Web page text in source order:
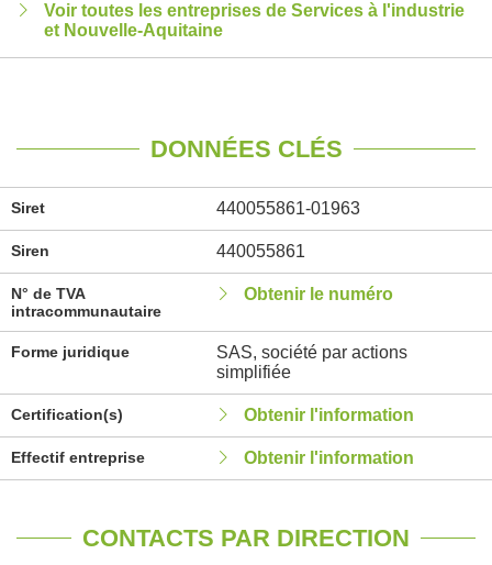
Voir toutes les entreprises de Services à l'industrie
et Nouvelle-Aquitaine
DONNÉES CLÉS
Siret 440055861-01963
Siren 440055861
N° de TVA
intracommunautaire
Obtenir le numéro
Forme juridique
SAS, société par actions
simplifiée
Certification(s) Obtenir l'information
Effectif entreprise Obtenir l'information
CONTACTS PAR DIRECTION